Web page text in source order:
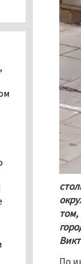
том,
в